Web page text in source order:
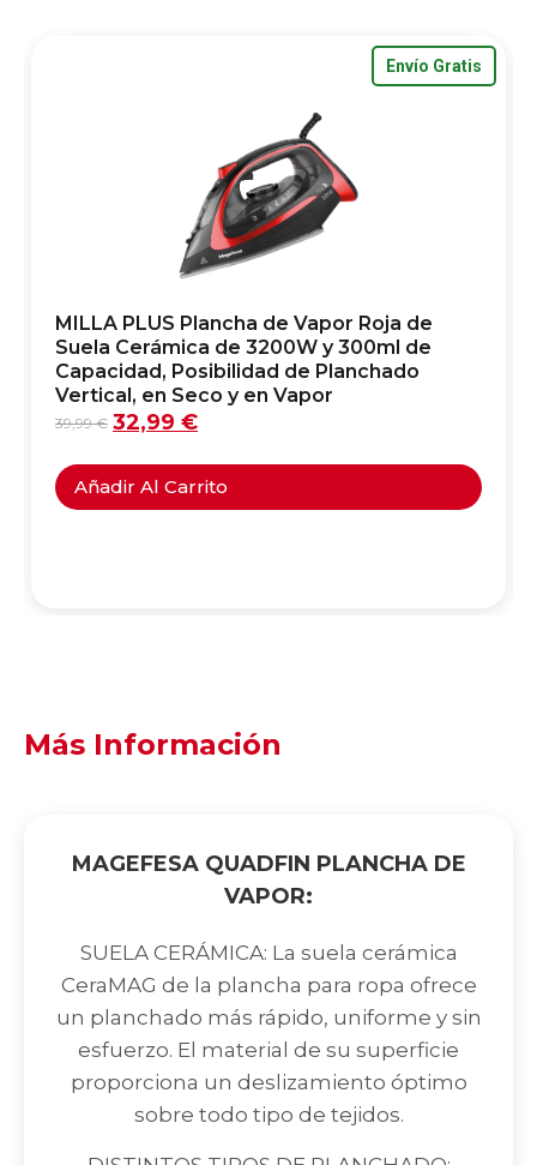
Envío Gratis
MILLA PLUS Plancha de Vapor Roja de
Suela Cerámica de 3200W y 300ml de
Capacidad, Posibilidad de Planchado
Vertical, en Seco y en Vapor
39,99€ 32,99 €
Añadir Al Carrito
Más Información
MAGEFESA QUADFIN PLANCHA DE
VAPOR:
SUELA CERÁMICA: La suela cerámica
CeraMAG de la plancha para ropa ofrece
un planchado más rápido, uniforme y sin
esfuerzo. El material de su superficie
proporciona un deslizamiento óptimo
sobre todo tipo de tejidos.